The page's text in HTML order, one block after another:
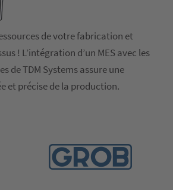
de votre fabrication et
! L’intégration d’un MES avec les
de TDM Systems assure une
et précise de la production.